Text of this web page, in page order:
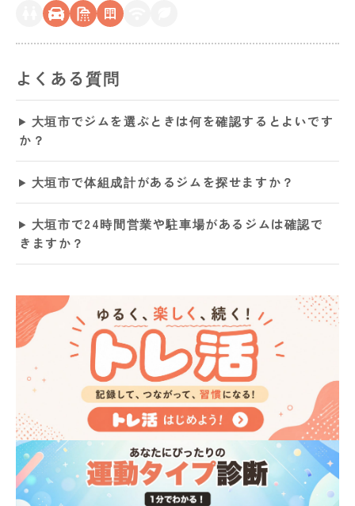
よくある質問
大垣市でジムを選ぶときは何を確認するとよいです
か？
大垣市で体組成計があるジムを探せますか？
大垣市で24時間営業や駐車場があるジムは確認で
きますか？